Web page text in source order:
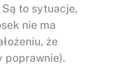
to sytuacje,
nie ma
że
poprawnie).